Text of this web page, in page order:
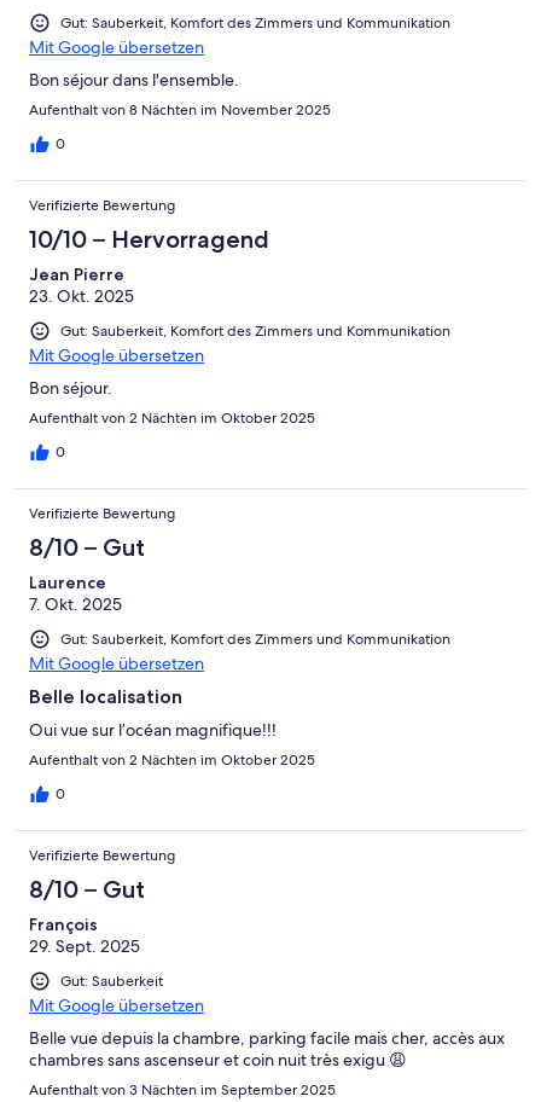
Gut: Sauberkeit, Komfort des Zimmers und Kommunikation
Mit Google übersetzen
Bon séjour dans l'ensemble.
Aufenthalt von 8 Nächten im November 2025
0
Verifizierte Bewertung
10/10 – Hervorragend
Jean Pierre
23. Okt. 2025
Gut: Sauberkeit, Komfort des Zimmers und Kommunikation
Mit Google übersetzen
Bon séjour.
Aufenthalt von 2 Nächten im Oktober 2025
0
Verifizierte Bewertung
8/10 – Gut
Laurence
7. Okt. 2025
Gut: Sauberkeit, Komfort des Zimmers und Kommunikation
Mit Google übersetzen
Belle localisation
Oui vue sur l’océan magnifique!!!
Aufenthalt von 2 Nächten im Oktober 2025
0
Verifizierte Bewertung
8/10 – Gut
François
29. Sept. 2025
Gut: Sauberkeit
Mit Google übersetzen
Belle vue depuis la chambre, parking facile mais cher, accès aux
chambres sans ascenseur et coin nuit très exigu 😩
Aufenthalt von 3 Nächten im September 2025